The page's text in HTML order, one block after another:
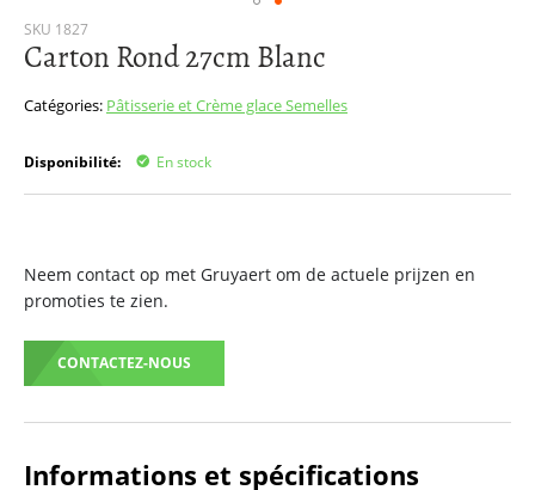
SKU 1827
Carton Rond 27cm Blanc
Catégories: Pâtisserie et Crème glaceSemelles
Disponibilité: En stock
Neem contact op met Gruyaert om de actuele prijzen en
promoties te zien.
CONTACTEZ-NOUS
Passer
au
de
d’images
Informations et spécifications